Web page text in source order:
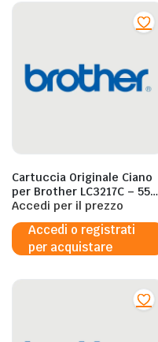
Cartuccia Originale Ciano
per Brother LC3217C – 550
Pagine al 5%
Accedi per il prezzo
Accedi o registrati
per acquistare